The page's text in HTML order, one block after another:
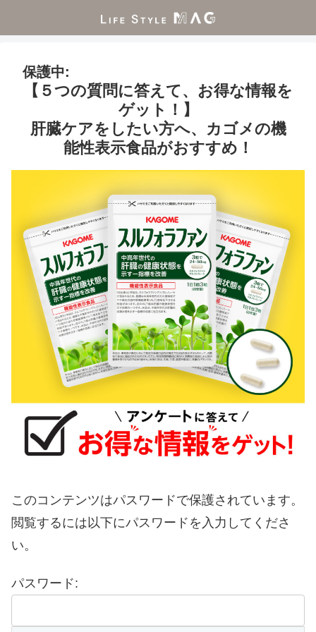
保護中:
【５つの質問に答えて、お得な情報を
ゲット！】
肝臓ケアをしたい方へ、カゴメの機
能性表示食品がおすすめ！
このコンテンツはパスワードで保護されています。
閲覧するには以下にパスワードを入力してくださ
い。
パスワード: